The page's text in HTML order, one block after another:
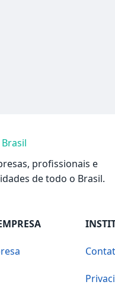
profissionais e
de todo o Brasil.